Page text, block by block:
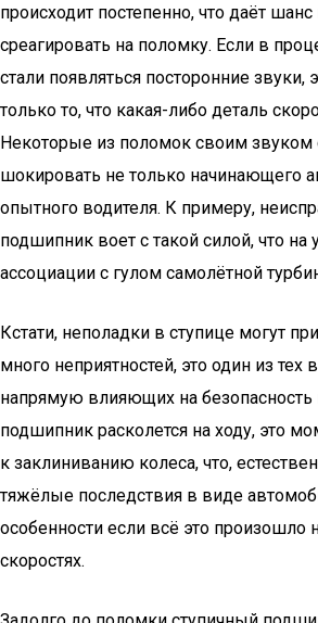
происходит постепенно, что даёт
среагировать на поломку. Если в
стали появляться посторонние звуки,
только то, что какая-либо деталь
Некоторые из поломок своим звуком
шокировать не только начинающего
опытного водителя. К примеру,
подшипник воет с такой силой, что на
ассоциации с гулом самолётной
Кстати, неполадки в ступице могут
много неприятностей, это один из тех
напрямую влияющих на
подшипник расколется на ходу, это
к заклиниванию колеса, что,
тяжёлые последствия в виде
особенности если всё это произошло
скоростях.